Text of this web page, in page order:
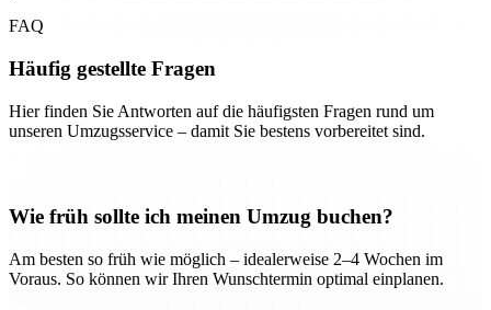
FAQ
Häufig gestellte Fragen
Hier finden Sie Antworten auf die häufigsten Fragen rund um
unseren Umzugsservice – damit Sie bestens vorbereitet sind.
Wie früh sollte ich meinen Umzug buchen?
Am besten so früh wie möglich – idealerweise 2–4 Wochen im
Voraus. So können wir Ihren Wunschtermin optimal einplanen.